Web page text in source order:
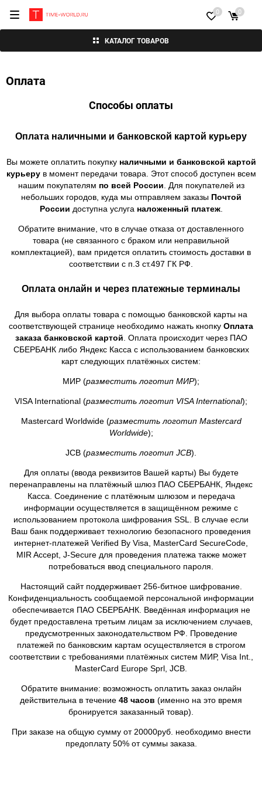
КАТАЛОГ ТОВАРОВ
0 0
Оплата
Способы оплаты
Оплата наличными и банковской картой курьеру
Вы можете оплатить покупку наличными и банковской картой
курьерув момент передачи товара. Этот способ доступен всем
нашим покупателям по всей России . Для покупателей из
небольших городов, куда мы отправляем заказы Почтой
России доступна услуга наложенный платеж.
Обратите внимание, что в случае отказа от доставленного
товара (не связанного с браком или неправильной
комплектацией), вам придется оплатить стоимость доставки в
соответствии с п.3 ст.497 ГК РФ.
Оплата онлайн и через платежные терминалы
Для выбора оплаты товара с помощью банковской карты на
соответствующей странице необходимо нажать кнопку Оплата
заказа банковской картой . Оплата происходит через ПАО
СБЕРБАНК либо Яндекс Касса с использованием банковских
карт следующих платёжных систем:
МИР (разместить логотип МИР);
VISA International (разместить логотип VISA International);
Mastercard Worldwide (разместить логотип Mastercard
Worldwide);
JCB (разместить логотип JCB).
Для оплаты (ввода реквизитов Вашей карты) Вы будете
перенаправлены на платёжный шлюз ПАО СБЕРБАНК, Яндекс
Касса. Соединение с платёжным шлюзом и передача
информации осуществляется в защищённом режиме с
использованием протокола шифрования SSL. В случае если
Ваш банк поддерживает технологию безопасного проведения
интернет-платежей Verified By Visa, MasterCard SecureCode,
MIR Accept, J-Secure для проведения платежа также может
потребоваться ввод специального пароля.
Настоящий сайт поддерживает 256-битное шифрование.
Конфиденциальность сообщаемой персональной информации
обеспечивается ПАО СБЕРБАНК. Введённая информация не
будет предоставлена третьим лицам за исключением случаев,
предусмотренных законодательством РФ. Проведение
платежей по банковским картам осуществляется в строгом
соответствии с требованиями платёжных систем МИР, Visa Int.,
MasterCard Europe Sprl, JCB.
Обратите внимание: возможность оплатить заказ онлайн
действительна в течение 48 часов (именно на это время
бронируется заказанный товар).
При заказе на общую сумму от 20000руб. необходимо внести
предоплату 50% от суммы заказа.